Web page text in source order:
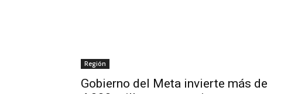
Región
Gobierno del Meta invierte más de